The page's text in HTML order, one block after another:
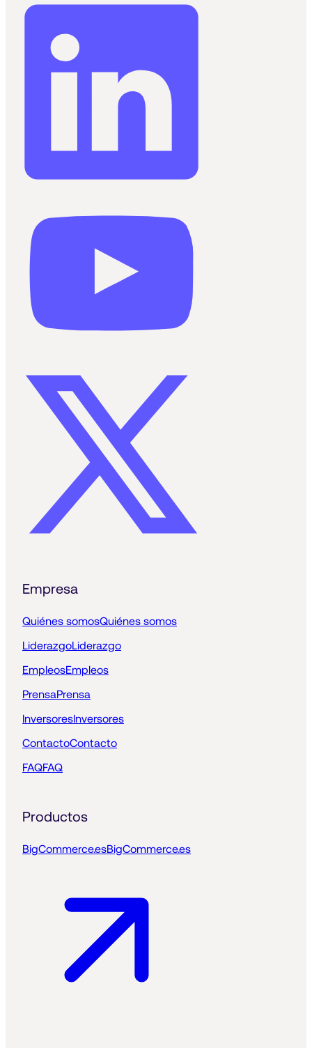
Empresa
Quiénes somosQuiénes somos
LiderazgoLiderazgo
EmpleosEmpleos
PrensaPrensa
InversoresInversores
ContactoContacto
FAQFAQ
Productos
BigCommerce.esBigCommerce.es